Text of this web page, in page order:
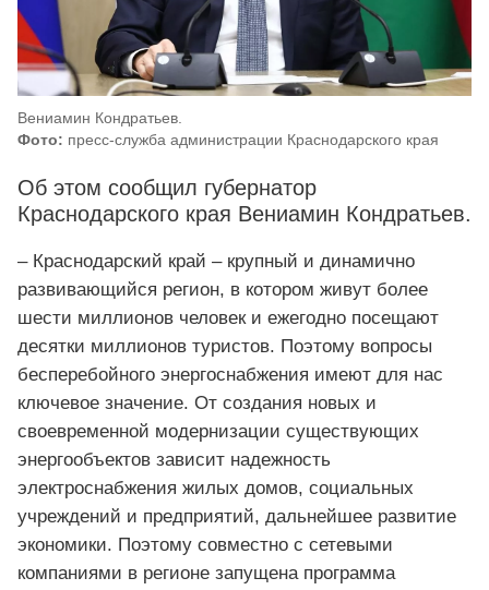
Вениамин Кондратьев.
Фото: пресс-служба администрации Краснодарского края
Об этом сообщил губернатор
Краснодарского края Вениамин Кондратьев.
– Краснодарский край – крупный и динамично
развивающийся регион, в котором живут более
шести миллионов человек и ежегодно посещают
десятки миллионов туристов. Поэтому вопросы
бесперебойного энергоснабжения имеют для нас
ключевое значение. От создания новых и
своевременной модернизации существующих
энергообъектов зависит надежность
электроснабжения жилых домов, социальных
учреждений и предприятий, дальнейшее развитие
экономики. Поэтому совместно с сетевыми
компаниями в регионе запущена программа